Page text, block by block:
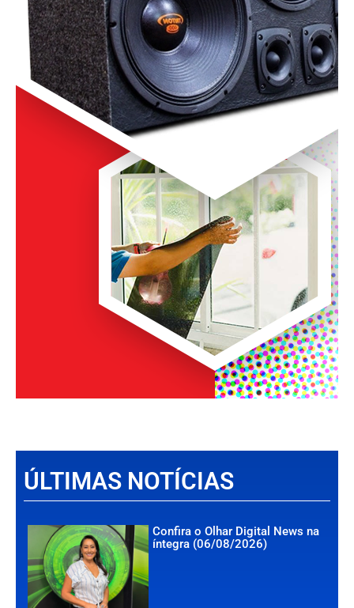
ÚLTIMAS NOTÍCIAS
Confira o Olhar Digital News na
íntegra (06/08/2026)